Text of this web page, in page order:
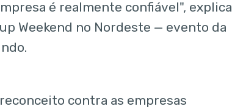
é realmente confiável", explica
Weekend no Nordeste — evento da
contra as empresas